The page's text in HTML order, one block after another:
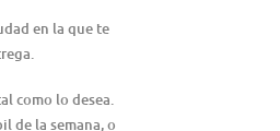
en la que te
como lo desea.
de la semana, o